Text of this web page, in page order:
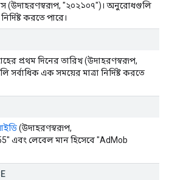
(উদাহরণস্বরূপ, "২০২১০৭")। অনুরোধগুলি
করতে পারে।
প্রথম দিনের তারিখ (উদাহরণস্বরূপ,
এক সময়ের মাত্রা নির্দিষ্ট করতে
(উদাহরণস্বরূপ,
এবং লেবেল মান হিসেবে "AdMob